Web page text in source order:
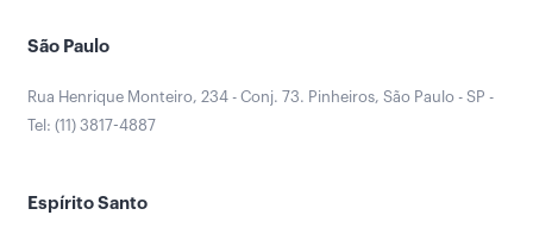
São Paulo
Rua Henrique Monteiro, 234 - Conj. 73. Pinheiros, São Paulo - SP -
Tel: (11) 3817-4887
Espírito Santo